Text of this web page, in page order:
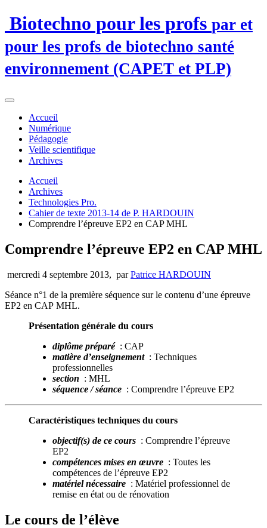
Biotechno pour les profs par et
pour les profs de biotechno santé
environnement (CAPET et PLP)
Accueil
Numérique
Pédagogie
Veille scientifique
Archives
Accueil
Archives
Technologies Pro.
Cahier de texte 2013-14 de P. HARDOUIN
Comprendre l’épreuve EP2 en CAP MHL
Comprendre l’épreuve EP2 en CAP MHL
mercredi 4 septembre 2013, parPatrice HARDOUIN
Séance n°1 de la première séquence sur le contenu d’une épreuve
EP2 en CAP MHL.
Présentation générale du cours
diplôme préparé : CAP
matière d’enseignement : Techniques
professionnelles
section : MHL
séquence / séance : Comprendre l’épreuve EP2
Caractéristiques techniques du cours
objectif(s) de ce cours : Comprendre l’épreuve
EP2
compétences mises en œuvre : Toutes les
compétences de l’épreuve EP2
matériel nécessaire : Matériel professionnel de
remise en état ou de rénovation
Le cours de l’élève